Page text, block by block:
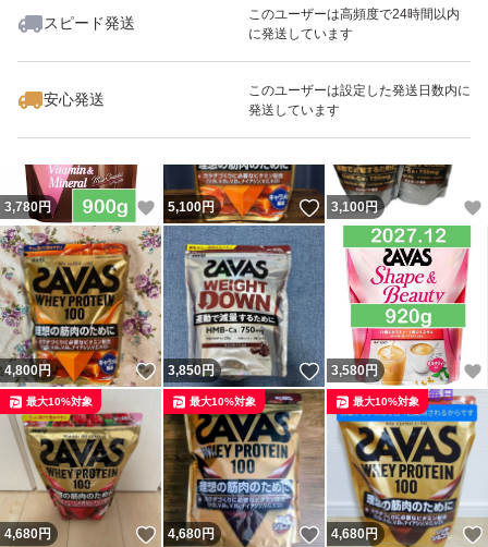
スピード発送
このユーザーは高頻度で24時間以内
に発送しています
安心発送
このユーザーは設定した発送日数内に
発送しています
いいね！
3,580
3,780円 いいね！
5,100円 いいね！
3,100円
4,800円 いいね！
3,850円 いいね！
3,580円
4,680円 いいね！
最大10%対象
4,680円 いいね！
最大10%対象
4,680円
最大10%対象